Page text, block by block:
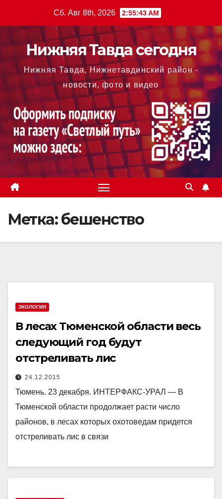
содержимому
Сб. Авг 8th, 2026 2:55:43 AM
Нижняя Тавда сегодня
Нижняя Тавда, Нижнетавдинский район -
новости, фото и видео
Метка:бешенство
ЭКОЛОГИЯ
В лесах Тюменской области весь
следующий год будут
отстреливать лис
24.12.2015
Тюмень. 23 декабря. ИНТЕРФАКС-УРАЛ — В
Тюменской области продолжает расти число
районов, в лесах которых охотоведам придется
отстреливать лис в связи